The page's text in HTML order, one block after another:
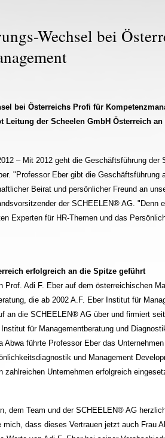
Wechsel bei
bei Österreichs Profi für
Leitung der Scheelen GmbH Österreich an
– Mit 2012 geht die Geschäftsführung
"Professor Eber gibt die
Beirat und persönlicher Freund an
der SCHEELEN® AG. "Denn
Experten für HR-Themen und das
erfolgreich an die Spitze geführt
Prof. Adi F. Eber auf dem österreichischen
die ab 2002 A.F. Eber Institut für
an die SCHEELEN® AG über und firmiert
für Managementberatung und
Abwa führte Professor Eber das
und Management
zahlreichen Unternehmen erfolgreich
dem Team und der SCHEELEN® AG
mich, dass dieses Vertrauen jetzt auch Frau